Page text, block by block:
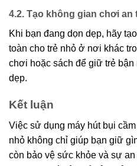
4.2. Tạo không gian chơi an
Khi bạn đang dọn dẹp, hãy
toàn cho trẻ nhỏ ở nơi khác
chơi hoặc sách để giữ trẻ
dẹp.
Kết luận
Việc sử dụng máy hút bụi
nhỏ không chỉ giúp bạn giữ
còn bảo vệ sức khỏe và sự